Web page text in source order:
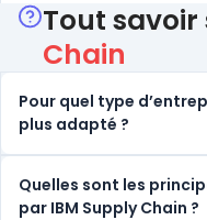
Tout savoir
Chain
Pour quel type
plus adapté ?
Quelles sont les
par IBM Supply Chain ?